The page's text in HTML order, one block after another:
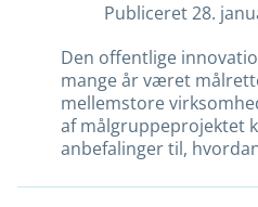
Publiceret28.
Den offentlige
mange år været
mellemstore
af målgruppeprojektet
anbefalinger til,